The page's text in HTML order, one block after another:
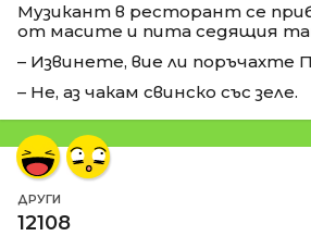
Музикант в ресторант се
от масите и пита седящия
– Извинете, вие ли поръчахте
– Не, аз чакам свинско със зеле.
ДРУГИ
12108